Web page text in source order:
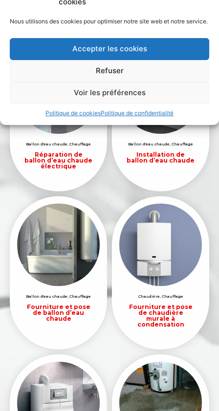
Nous utilisons des cookies pour optimiser notre site web et notre service.
Accepter les cookies
Refuser
Voir les préférences
Politique de cookiesPolitique de confidentialité
de ballon d’eau
Ballon d'eau chaude, Chauffage
Réparation de
ballon d’eau chaude
électrique
Ballon d'eau chaude, Chauffage
Installation de
ballon d’eau chaude
Ballon d'eau chaude, Chauffage
Fourniture et pose
de ballon d’eau
chaude
Chaudière, Chauffage
Fourniture et pose
de chaudière
murale à
condensation